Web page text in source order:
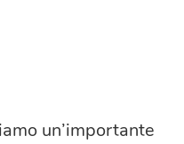
un’importante